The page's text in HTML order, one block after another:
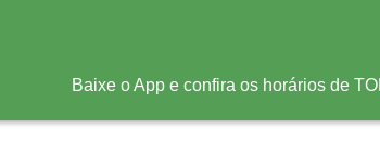
Baixe o App e confira os horários de